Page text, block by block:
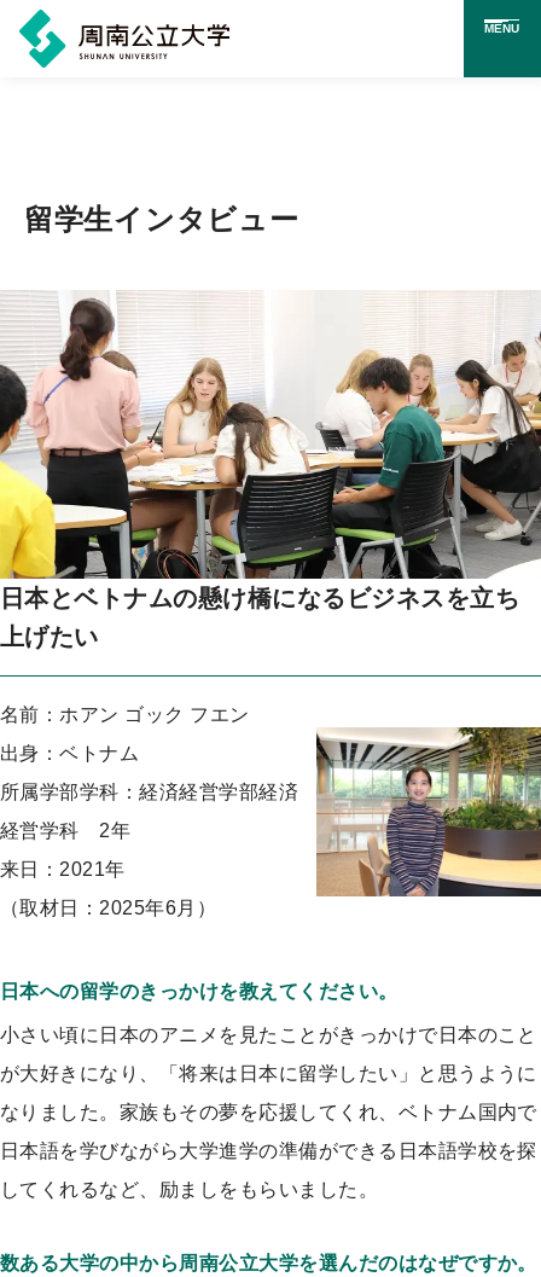
テ
ン
ツ
ス
キ
ッ
プ
MENU
留学生インタビュー
日本とベトナムの懸け橋になるビジネスを立ち
上げたい
名前：ホアン ゴック フエン
出身：ベトナム
所属学部学科：経済経営学部経済
経営学科 2年
来日：2021年
（取材日：2025年6月）
日本への留学のきっかけを教えてください。
小さい頃に日本のアニメを見たことがきっかけで日本のこと
が大好きになり、「将来は日本に留学したい」と思うように
なりました。家族もその夢を応援してくれ、ベトナム国内で
日本語を学びながら大学進学の準備ができる日本語学校を探
してくれるなど、励ましをもらいました。
数ある大学の中から周南公立大学を選んだのはなぜですか。